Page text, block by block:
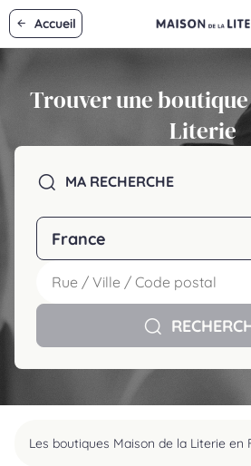
Accueil
Trouver une
Literie
MA RECHERCHE
France
Les boutiques Maison de la Literie en